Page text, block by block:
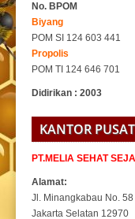
No. BPOM
Biyang
POM SI 124 603 441
Propolis
POM TI 124 646 701
Didirikan : 2003
KANTOR PUSAT
PT.MELIA SEHAT
Alamat:
Jl. Minangkabau No.
Jakarta Selatan 12970